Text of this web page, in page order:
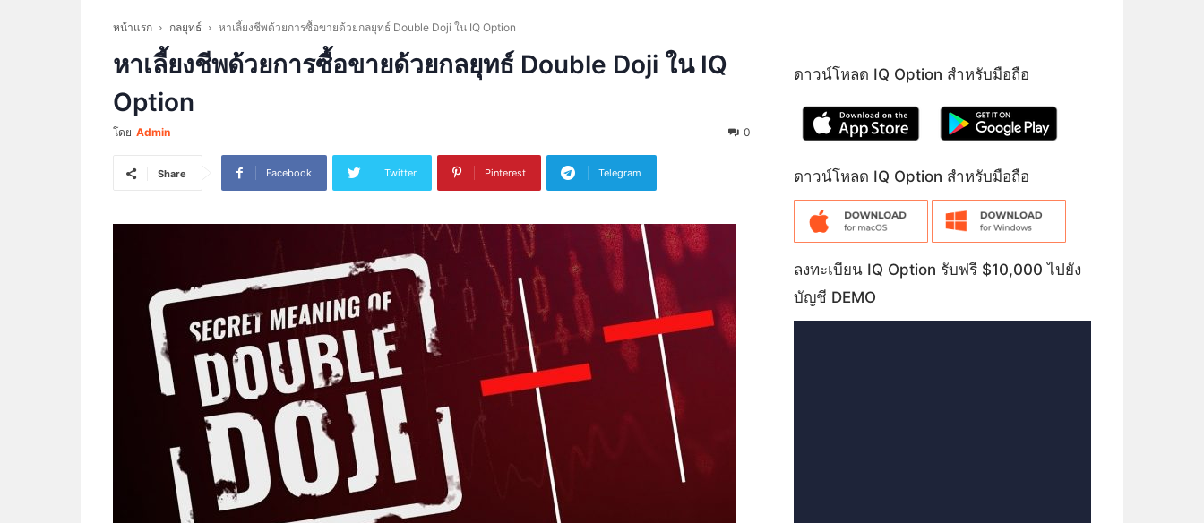
หน้าแรก กลยุทธ์ หาเลี้ยงชีพด้วยการซื้อขายด้วยกลยุทธ์ Double Doji ใน IQ Option
หาเลี้ยงชีพด้วยการซื้อขายด้วยกลยุทธ์ Double Doji ใน IQ
Option
โดย Admin 0
Share Facebook Twitter Pinterest Telegram
ดาวน์โหลด IQ Option สำหรับมือถือ
ดาวน์โหลด IQ Option สำหรับมือถือ
ลงทะเบียน IQ Option รับฟรี $10,000 ไปยัง
บัญชี DEMO